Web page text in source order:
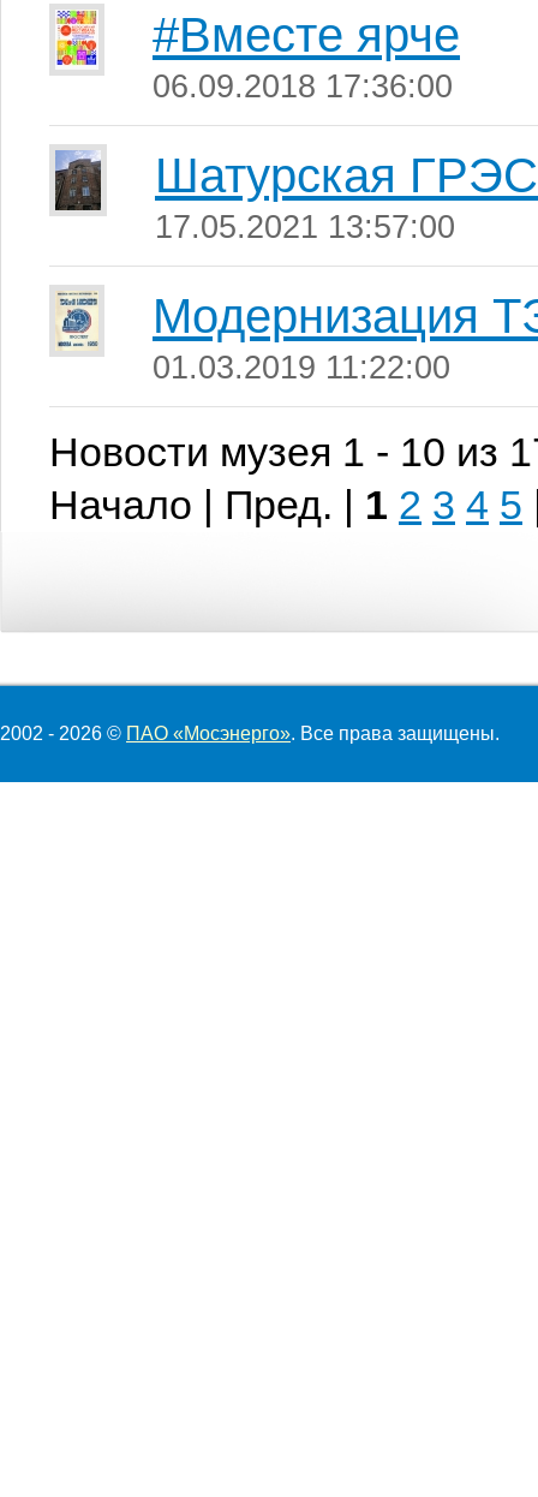
#Вместе ярче
06.09.2018 17:36:00
Шатурская ГРЭС
17.05.2021 13:57:00
Модернизация
01.03.2019 11:22:00
Новости музея 1 - 10 из
Начало | Пред. | 1 2 3 4 5
2002 - 2026 © ПАО «Мосэнерго». Все права защищены.